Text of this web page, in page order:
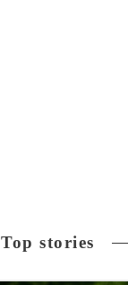
Top stories